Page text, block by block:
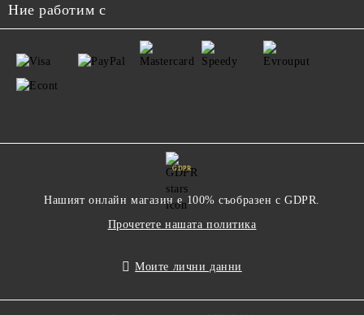
Ние работим с
GDPR
Нашият онлайн магазин е 100% съобразен с GDPR.
Прочетете нашата политика
Моите лични данни